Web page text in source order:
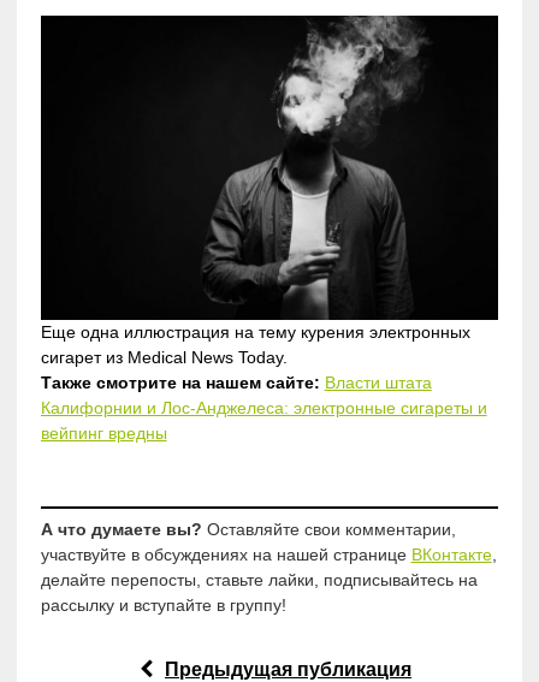
Еще одна иллюстрация на тему курения электронных
сигарет из Medical News Today.
Также смотрите на нашем сайте: Власти штата
Калифорнии и Лос-Анджелеса: электронные сигареты и
вейпинг вредны
А что думаете вы? Оставляйте свои комментарии,
участвуйте в обсуждениях на нашей странице ВКонтакте,
делайте перепосты, ставьте лайки, подписывайтесь на
рассылку и вступайте в группу!
Предыдущая публикация